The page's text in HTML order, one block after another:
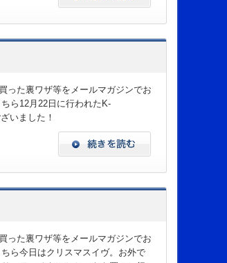
った裏ワザ等をメールマガジンでお
ら12月22日に行われたK-
いました！
った裏ワザ等をメールマガジンでお
ら今日はクリスマスイヴ。お外で